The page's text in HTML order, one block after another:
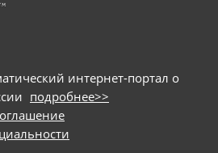
интернет-портал о
подробнее>>